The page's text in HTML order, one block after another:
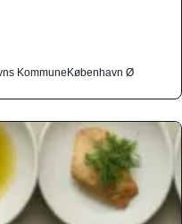
KommuneKøbenhavn Ø